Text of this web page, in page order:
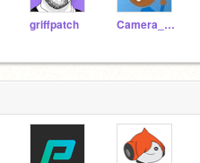
griffpatch Camera_Plus